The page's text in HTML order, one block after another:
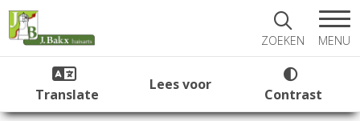
ZOEKEN MENU
Translate
Lees voor
Contrast